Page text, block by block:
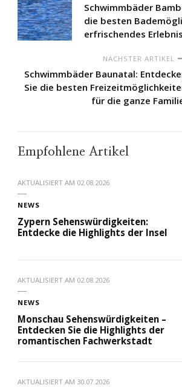
Schwimmbäder
die besten
erfrischendes
NÄCHSTER ARTIKEL
Schwimmbäder Baunatal:
Sie die besten
für die ganze
Empfohlene Artikel
AKTUALISIERT AM 02.08.2026
NEWS
Zypern Sehenswürdigkeiten:
Entdecke die Highlights der Insel
AKTUALISIERT AM 02.08.2026
NEWS
Monschau Sehenswürdigkeiten –
Entdecken Sie die Highlights der
romantischen Fachwerkstadt
AKTUALISIERT AM 30.07.2026